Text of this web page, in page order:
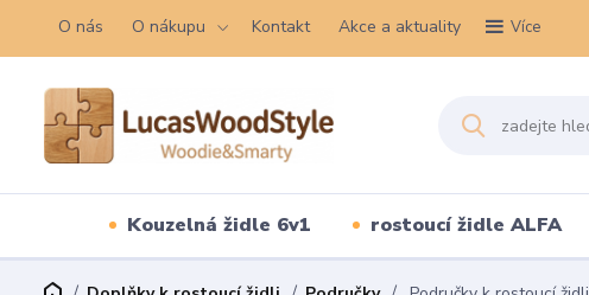
O nás O nákupu Kontakt Akce a aktuality Více
Kouzelná židle 6v1 rostoucí židle ALFA